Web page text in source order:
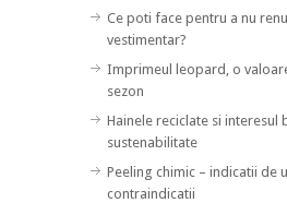
Ce poti face pentru a nu
vestimentar?
Imprimeul leopard, o
sezon
Hainele reciclate si
sustenabilitate
Peeling chimic – indicatii de
contraindicatii